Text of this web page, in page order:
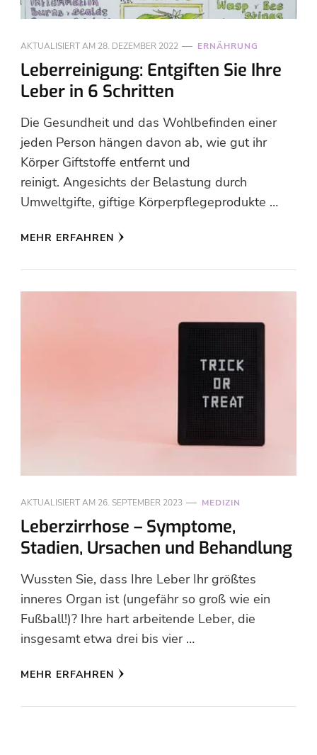
AKTUALISIERT AM 28. DEZEMBER 2022 ERNÄHRUNG
Leberreinigung: Entgiften Sie Ihre
Leber in 6 Schritten
Die Gesundheit und das Wohlbefinden einer
jeden Person hängen davon ab, wie gut ihr
Körper Giftstoffe entfernt und
reinigt. Angesichts der Belastung durch
Umweltgifte, giftige Körperpflegeprodukte …
MEHR ERFAHREN
AKTUALISIERT AM 26. SEPTEMBER 2023 MEDIZIN
Leberzirrhose – Symptome,
Stadien, Ursachen und Behandlung
Wussten Sie, dass Ihre Leber Ihr größtes
inneres Organ ist (ungefähr so ​​groß wie ein
Fußball!)? Ihre hart arbeitende Leber, die
insgesamt etwa drei bis vier …
MEHR ERFAHREN